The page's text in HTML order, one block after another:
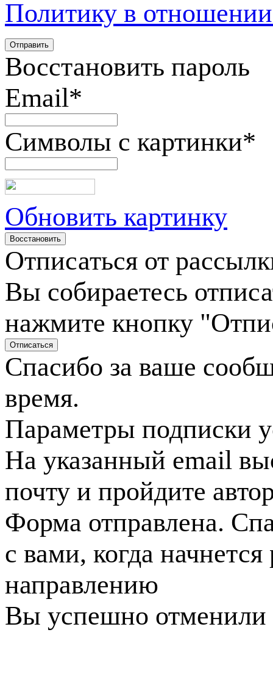
Политику в
Восстановить пароль
Email*
Символы с картинки*
Обновить картинку
Отписаться от
Вы собираетесь
нажмите кнопку
Спасибо за ваше
время.
Параметры подписки
На указанный email
почту и пройдите
Форма отправлена.
с вами, когда
направлению
Вы успешно отменили